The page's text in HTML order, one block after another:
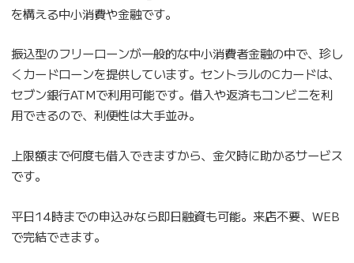
を構える中小消費や金融です。
振込型のフリーローンが一般的な中小消費者金融の中で、珍し
くカードローンを提供しています。セントラルのCカードは、
セブン銀行ATMで利用可能です。借入や返済もコンビニを利
用できるので、利便性は大手並み。
上限額まで何度も借入できますから、金欠時に助かるサービス
です。
平日14時までの申込みなら即日融資も可能。来店不要、WEB
で完結できます。